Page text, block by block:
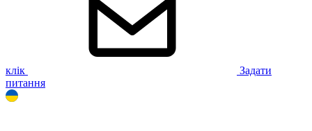
клік
Задати
питання